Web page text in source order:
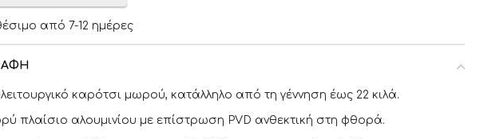
από 7-12 ημέρες
καρότσι μωρού, κατάλληλο από τη γέννηση έως 22 κιλά.
πλαίσιο αλουμινίου με επίστρωση PVD ανθεκτική στη φθορά.